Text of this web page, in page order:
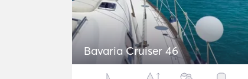
Bavaria Cruiser 46